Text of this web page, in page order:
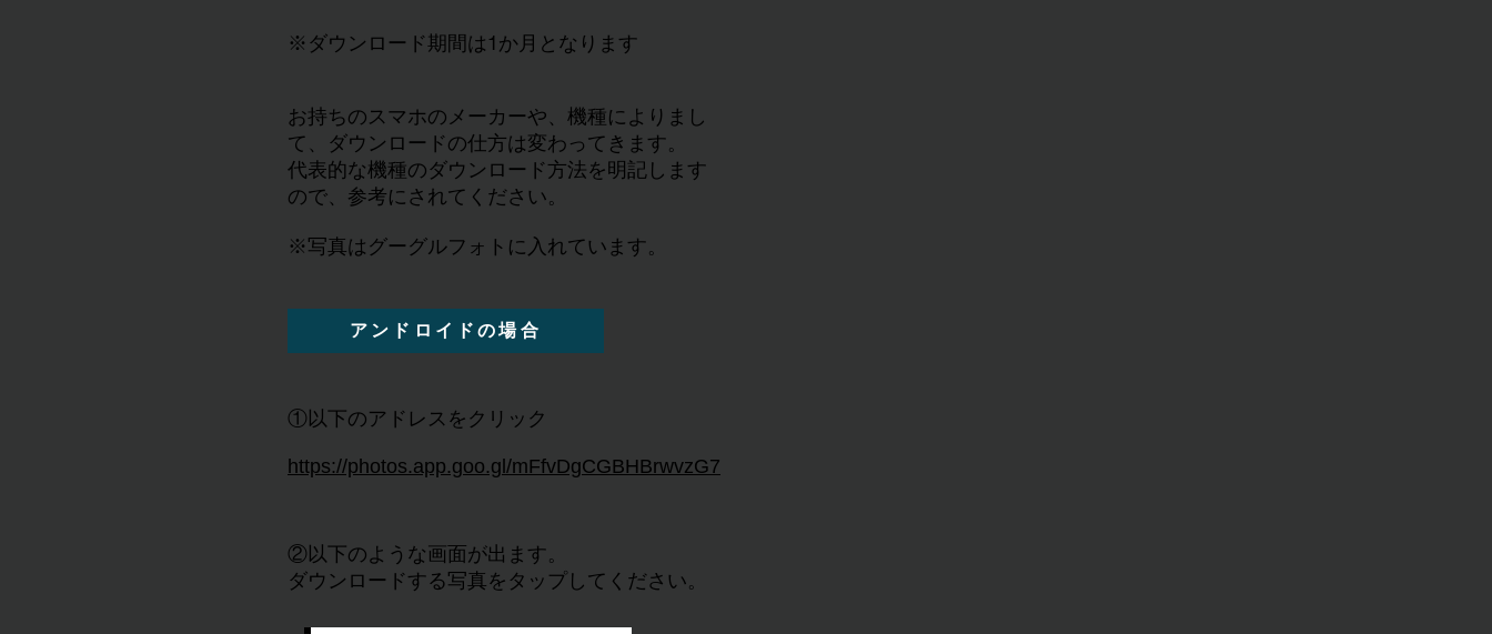
​※ダウンロード期間は1か月となります
​お持ちのスマホのメーカーや、機種によりまし
て、ダウンロードの仕方は変わってきます。​
​代表的な機種のダウンロード方法を明記します
ので、参考にされてください。
​※写真はグーグルフォトに入れています。
アンドロイドの場合
①以下のアドレスをクリック
https://photos.app.goo.gl/mFfvDgCGBHBrwvzG7
②以下のような画面が出ます。
ダウンロードする写真をタップしてください。